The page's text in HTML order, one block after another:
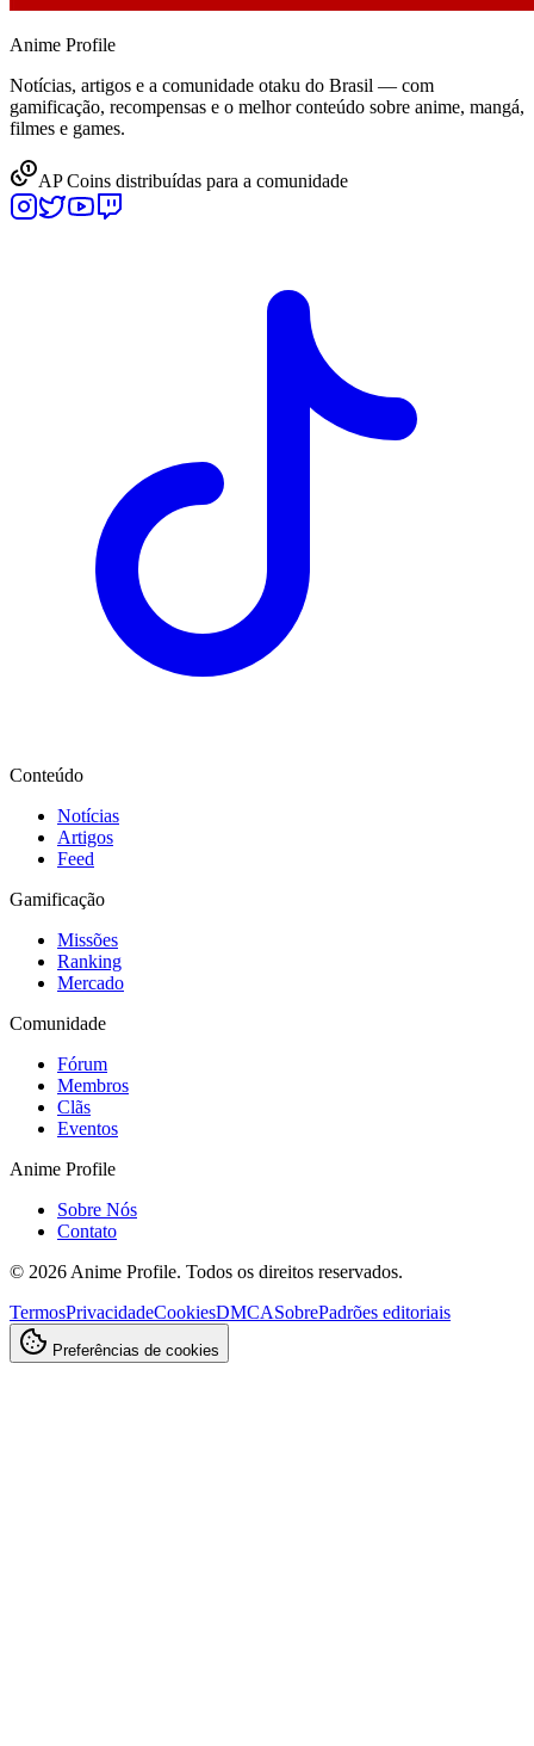
Anime Profile
Notícias, artigos e a comunidade otaku do Brasil — com
gamificação, recompensas e o melhor conteúdo sobre anime, mangá,
filmes e games.
AP Coins distribuídas para a comunidade
Conteúdo
Notícias
Artigos
Feed
Gamificação
Missões
Ranking
Mercado
Comunidade
Fórum
Membros
Clãs
Eventos
Anime Profile
Sobre Nós
Contato
© 2026 Anime Profile. Todos os direitos reservados.
TermosPrivacidadeCookiesDMCASobrePadrões editoriais
Preferências de cookies